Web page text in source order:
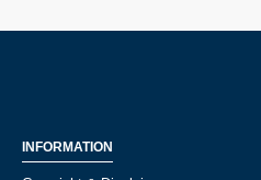
INFORMATION